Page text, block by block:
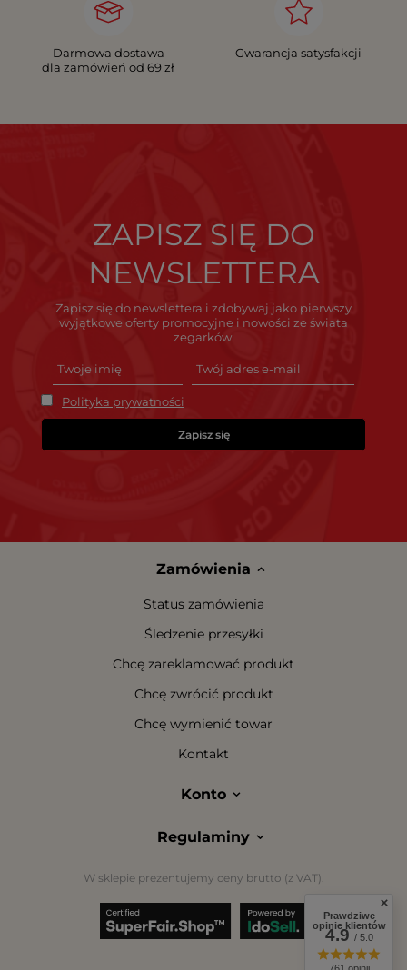
Darmowa dostawa
dla zamówień od 69 zł
Gwarancja satysfakcji
ZAPISZ SIĘ DO
NEWSLETTERA
Zapisz się do newslettera i zdobywaj jako pierwszy
wyjątkowe oferty promocyjne i nowości ze świata
zegarków.
Polityka prywatności
Zapisz się
Zamówienia
Status zamówienia
Śledzenie przesyłki
Chcę zareklamować produkt
Chcę zwrócić produkt
Chcę wymienić towar
Kontakt
Konto
Regulaminy
W sklepie prezentujemy ceny brutto (z VAT).
Prawdziwe
opinie klientów
4.9/ 5.0